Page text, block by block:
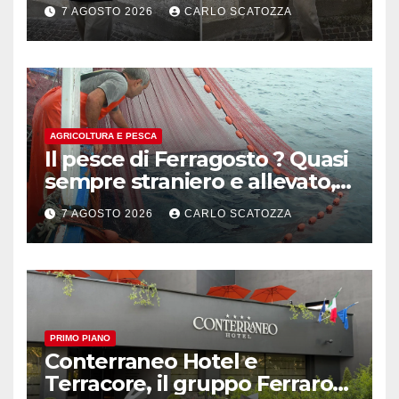
7 AGOSTO 2026 CARLO SCATOZZA
AGRICOLTURA E PESCA
Il pesce di Ferragosto ? Quasi
sempre straniero e allevato,
in sofferenza
7 AGOSTO 2026 CARLO SCATOZZA
PRIMO PIANO
Conterraneo Hotel e
Terracore, il gruppo Ferraro